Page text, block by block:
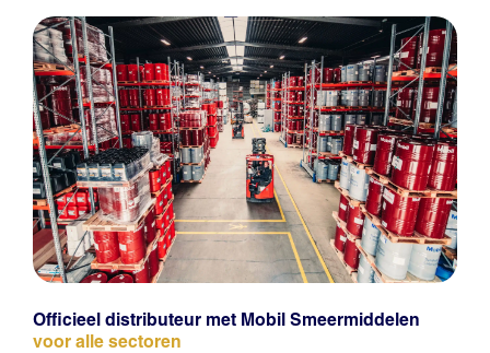
Officieel distributeur met Mobil Smeermiddelen
voor alle sectoren